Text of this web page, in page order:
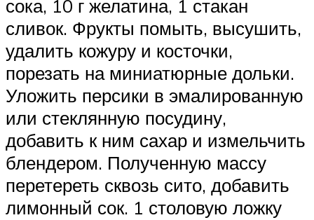
сока, 10 г желатина, 1 стакан
сливок. Фрукты помыть, высушить,
удалить кожуру и косточки,
порезать на миниатюрные дольки.
Уложить персики в эмалированную
или стеклянную посудину,
добавить к ним сахар и измельчить
блендером. Полученную массу
перетереть сквозь сито, добавить
лимонный сок. 1 столовую ложку